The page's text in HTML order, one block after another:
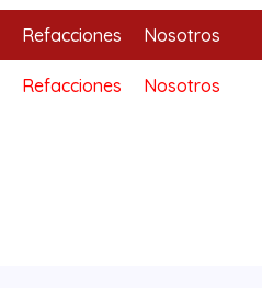
Refacciones Nosotros
Refacciones
Nosotros